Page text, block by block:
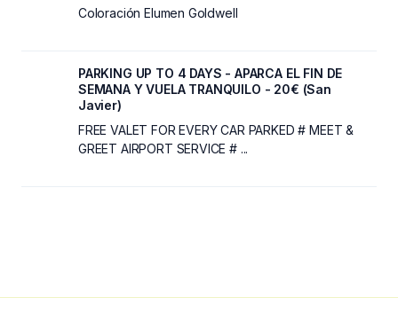
Coloración Elumen Goldwell
PARKING UP TO 4 DAYS - APARCA EL FIN DE
SEMANA Y VUELA TRANQUILO - 20€ (San
Javier)
FREE VALET FOR EVERY CAR PARKED # MEET &
GREET AIRPORT SERVICE # ...